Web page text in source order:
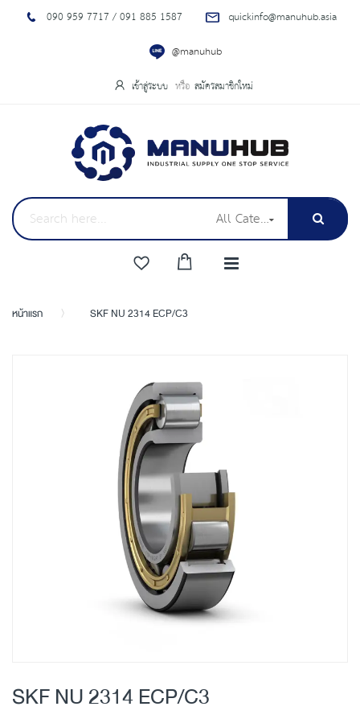
090 959 7717 / 091 885 1587
quickinfo@manuhub.asia
@manuhub
เข้าสู่ระบบ สมัครสมาชิกใหม่
All Categories
หน้าแรก SKF NU 2314 ECP/C3
to
the
end
of
the
images
gallery
to
the
SKF NU 2314 ECP/C3